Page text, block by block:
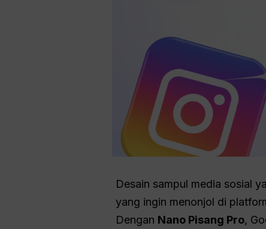
Desain sampul media sosial
yang ingin menonjol di
Dengan Nano Pisang Pro,